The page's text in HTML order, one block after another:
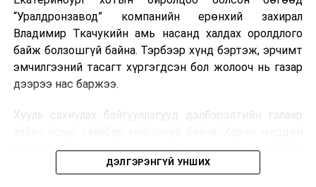
“Уралдронзавод” компанийн ерөнхий захирал
Владимир Ткачукийн амь насанд халдах оролдлого
байж болзошгүй байна. Тэрбээр хүнд бэртэж, эрчимт
эмчилгээний тасагт хүргэгдсэн бол жолооч нь газар
дээрээ нас баржээ.
Хууль сахиулах байгууллагууд дэлбэрэлтийн талаар
шалгах байгууллага олон нийтэд аюултай аргаар
хүний амь насанд халдахыг завдсан гэх үндэслэлээр
ДЭЛГЭРЭНГҮЙ УНШИХ